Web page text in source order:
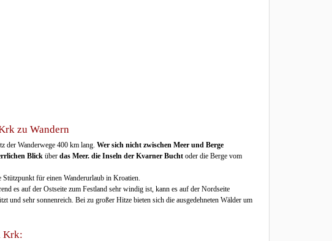
zu Wandern
der Wanderwege 400 km lang. Wer sich nicht zwischen Meer und Berge
Blick über das Meer. die Inseln der Kvarner Bucht oder die Berge vom
für einen Wanderurlaub in Kroatien.
es auf der Ostseite zum Festland sehr windig ist, kann es auf der Nordseite
sehr sonnenreich. Bei zu großer Hitze bieten sich die ausgedehneten Wälder um
Krk: